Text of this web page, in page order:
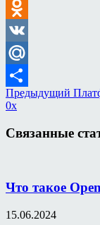
Twitter
Odnoklassniki
VK
Mail.Ru
Отправить
Предыдущий
0x
Связанные
Что такое
15.06.2024